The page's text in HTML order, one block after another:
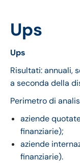
Ups
Ups
Risultati: annuali,
a seconda della
Perimetro di
aziende
finanziarie);
aziende
finanziarie).